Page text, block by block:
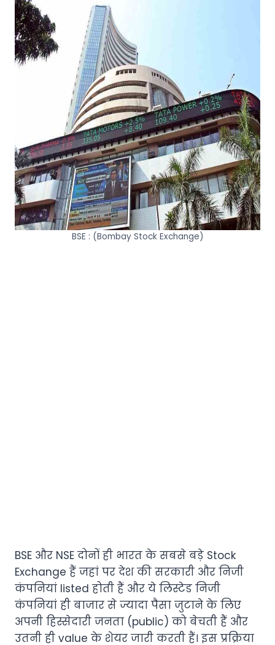
BSE : (Bombay Stock Exchange)
BSE और NSE दोनों ही भारत के सबसे बड़े Stock
Exchange हैं जहां पर देश की सरकारी और निजी
कंपनियां listed होती हैं और ये लिस्टेड निजी
कंपनियां ही बाजार से ज्यादा पैसा जुटाने के लिए
अपनी हिस्सेदारी जनता (public) को बेचती हैं और
उतनी ही value के शेयर जारी करती हैं। इस प्रक्रिया